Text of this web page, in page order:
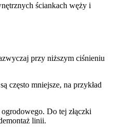
ściankach węży i
przy niższym ciśnieniu
często mniejsze, na przykład
Do tej złączki
linii.